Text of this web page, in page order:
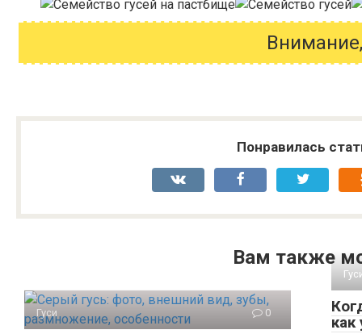
Понравилась
Вам также
Гуси 0
как